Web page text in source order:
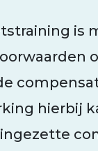
is
hierbij